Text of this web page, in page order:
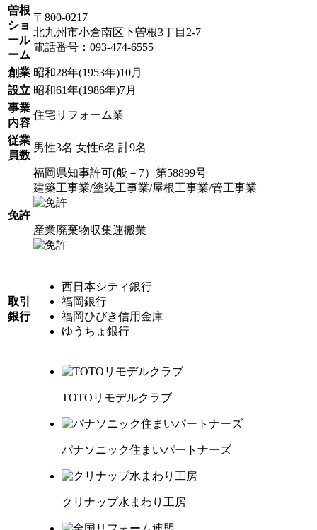
曽根
ショ
ール
ーム
〒800-0217
北九州市小倉南区下曽根3丁目2-7
電話番号：093-474-6555
創業 昭和28年(1953年)10月
設立 昭和61年(1986年)7月
事業
内容
住宅リフォーム業
従業
員数
男性3名 女性6名 計9名
免許
福岡県知事許可(般－7）第58899号
建築工事業/塗装工事業/屋根工事業/管工事業
産業廃棄物収集運搬業
取引
銀行
西日本シティ銀行
福岡銀行
福岡ひびき信用金庫
ゆうちょ銀行
TOTO リモデルクラブ
パナソニック住まいパートナーズ
クリナップ水まわり工房